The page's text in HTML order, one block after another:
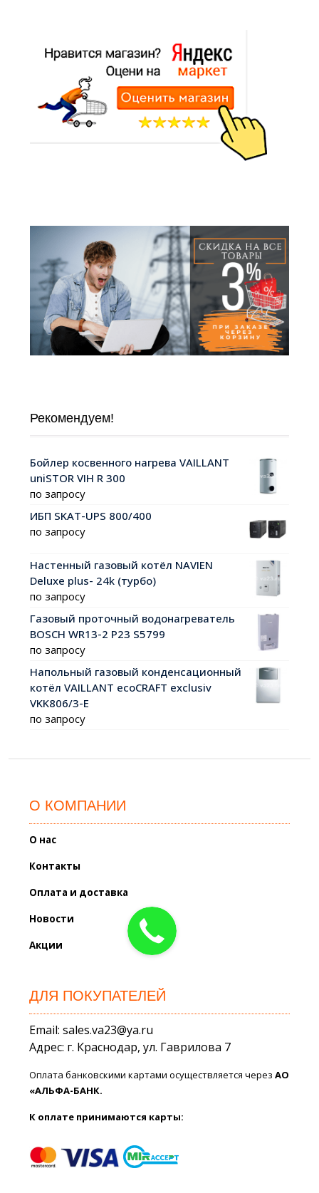
Рекомендуем!
Бойлер косвенного нагрева VAILLANT
uniSTOR VIH R 300
по запросу
ИБП SKAT-UPS 800/400
по запросу
Настенный газовый котёл NAVIEN
Deluxe plus- 24k (турбо)
по запросу
Газовый проточный водонагреватель
BOSCH WR13-2 P23 S5799
по запросу
Напольный газовый конденсационный
котёл VAILLANT ecoCRAFT exclusiv
VKK806/3-E
по запросу
О КОМПАНИИ
О нас
Контакты
Оплата и доставка
Новости
Акции
ДЛЯ ПОКУПАТЕЛЕЙ
Email: sales.va23@ya.ru
Адрес: г. Краснодар, ул. Гаврилова 7
Оплата банковскими картами осуществляется черезАО
«АЛЬФА-БАНК.
К оплате принимаются карты: